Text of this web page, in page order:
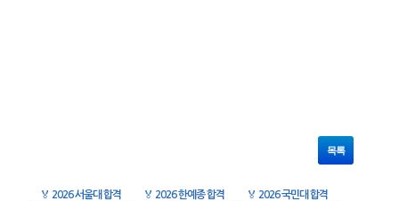
목록
🏅 2026 서울대 합격 🏅 2026 한예종 합격 🏅 2026 국민대 합격